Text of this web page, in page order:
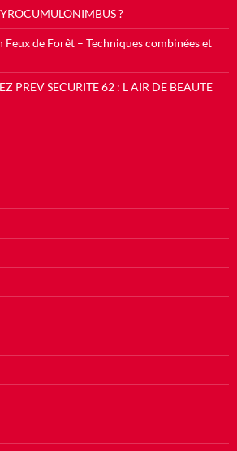
?
de Forêt – Techniques combinées et
PREV SECURITE 62 : L AIR DE BEAUTE